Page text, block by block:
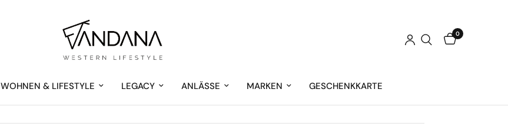
0
WOHNEN & LIFESTYLE LEGACY ANLÄSSE MARKEN GESCHENKKARTE